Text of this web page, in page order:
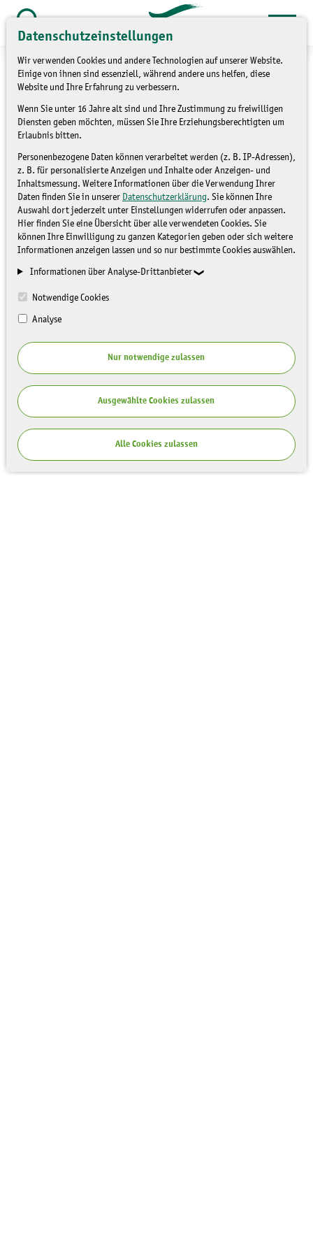
Datenschutzeinstellungen
Wir verwenden Cookies und andere Technologien auf unserer Website.
Einige von ihnen sind essenziell, während andere uns helfen, diese
Website und Ihre Erfahrung zu verbessern.
Wenn Sie unter 16 Jahre alt sind und Ihre Zustimmung zu freiwilligen
Diensten geben möchten, müssen Sie Ihre Erziehungsberechtigten um
Erlaubnis bitten.
Personenbezogene Daten können verarbeitet werden (z. B. IP-Adressen),
z. B. für personalisierte Anzeigen und Inhalte oder Anzeigen- und
Inhaltsmessung. Weitere Informationen über die Verwendung Ihrer
Daten finden Sie in unserer Datenschutzerklärung. Sie können Ihre
Auswahl dort jederzeit unter Einstellungen widerrufen oder anpassen.
Hier finden Sie eine Übersicht über alle verwendeten Cookies. Sie
können Ihre Einwilligung zu ganzen Kategorien geben oder sich weitere
Informationen anzeigen lassen und so nur bestimmte Cookies auswählen.
Informationen über Analyse-Drittanbieter
Notwendige Cookies
Analyse
Nur notwendige zulassen
Ausgewählte Cookies zulassen
Alle Cookies zulassen
Zum
InhaltSuche